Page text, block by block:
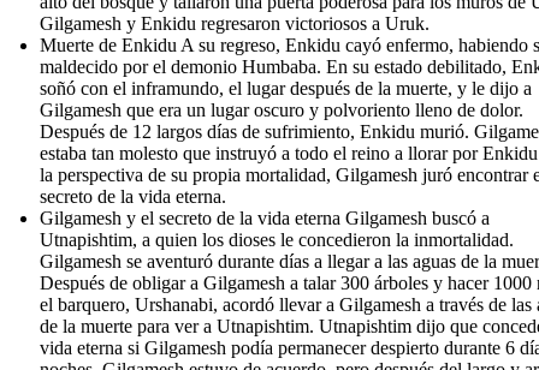
Gilgamesh y Enkidu regresaron victoriosos a Uruk.
Muerte de Enkidu A su regreso, Enkidu cayó enfermo, habiendo
maldecido por el demonio Humbaba. En su estado debilitado,
soñó con el inframundo, el lugar después de la muerte, y le dijo a
Gilgamesh que era un lugar oscuro y polvoriento lleno de dolor.
Después de 12 largos días de sufrimiento, Enkidu murió.
estaba tan molesto que instruyó a todo el reino a llorar por
la perspectiva de su propia mortalidad, Gilgamesh juró encontrar
secreto de la vida eterna.
Gilgamesh y el secreto de la vida eterna Gilgamesh buscó a
Utnapishtim, a quien los dioses le concedieron la inmortalidad.
Gilgamesh se aventuró durante días a llegar a las aguas de la
Después de obligar a Gilgamesh a talar 300 árboles y hacer 1000
el barquero, Urshanabi, acordó llevar a Gilgamesh a través de las
de la muerte para ver a Utnapishtim. Utnapishtim dijo que
vida eterna si Gilgamesh podía permanecer despierto durante 6